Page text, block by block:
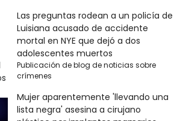
Las preguntas rodean a un policía de
Luisiana acusado de accidente
mortal en NYE que dejó a dos
adolescentes muertos
Publicación de blog de noticias sobre
crímenes
Mujer aparentemente 'llevando una
lista negra' asesina a cirujano